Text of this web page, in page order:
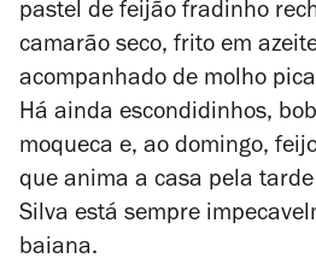
pastel de feijão fradinho
camarão seco, frito em
acompanhado de molho
Há ainda escondidinhos,
moqueca e, ao domingo,
que anima a casa pela
Silva está sempre
baiana.